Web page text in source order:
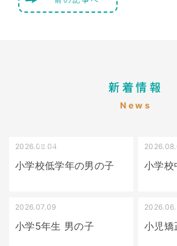
新着情報
News
受け口（しゃくれている）
2026.08.04
小学校低学年の男の子 小学校
2026.07.09
小学5年生 男の子 小児矯